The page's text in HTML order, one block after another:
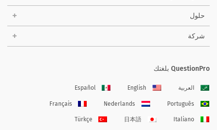
حلول
شركة
QuestionPro بلغتك
العربية English
Español
Português
Nederlands
Français
Italiano
日本語
Türkçe